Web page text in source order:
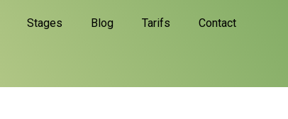
Stages Blog Tarifs Contact